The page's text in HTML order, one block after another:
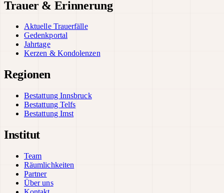
Trauer & Erinnerung
Aktuelle Trauerfälle
Gedenkportal
Jahrtage
Kerzen & Kondolenzen
Regionen
Bestattung Innsbruck
Bestattung Telfs
Bestattung Imst
Institut
Team
Räumlichkeiten
Partner
Über uns